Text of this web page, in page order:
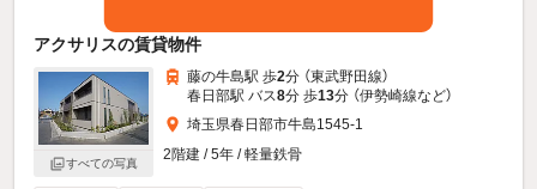
アクサリスの賃貸物件
すべての写真
藤の牛島駅 歩2分 （東武野田線）
春日部駅 バス8分 歩13分 （伊勢崎線など）
埼玉県春日部市牛島1545-1
2階建 / 5年 / 軽量鉄骨